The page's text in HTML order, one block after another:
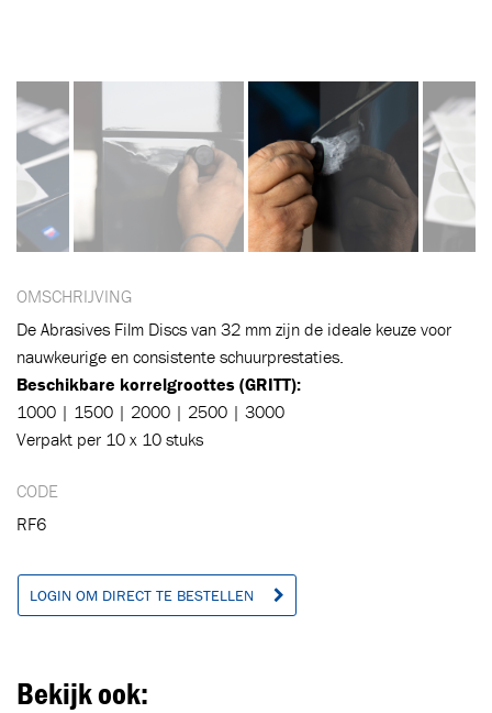
OMSCHRIJVING
De Abrasives Film Discs van 32 mm zijn de ideale keuze voor
nauwkeurige en consistente schuurprestaties.
Beschikbare korrelgroottes (GRITT):
1000 | 1500 | 2000 | 2500 | 3000
Verpakt per 10 x 10 stuks
CODE
RF6
LOGIN OM DIRECT TE BESTELLEN
Bekijk ook:
Toegevoegd aan winkelwagen
VERDER WINKELEN Ga naar winkelwagen